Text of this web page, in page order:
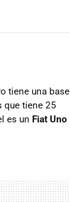
tiene una base
que tiene 25
es un Fiat Uno